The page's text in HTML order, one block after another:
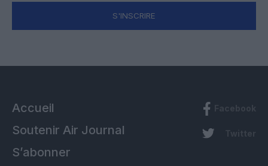
S'INSCRIRE
Accueil
Soutenir Air Journal
S’abonner